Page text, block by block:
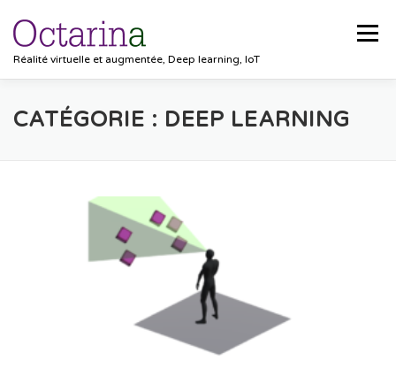
Réalité virtuelle et augmentée, Deep learning, IoT
Menu
ACCUEIL PROJETS SOLUTIONS
CATÉGORIE : DEEP LEARNING